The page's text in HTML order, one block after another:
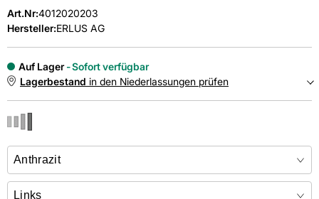
Art.Nr:4012020203
Hersteller:ERLUS AG
Auf Lager
Sofort verfügbar
Lagerbestand in den Niederlassungen prüfen
Online kaufen &